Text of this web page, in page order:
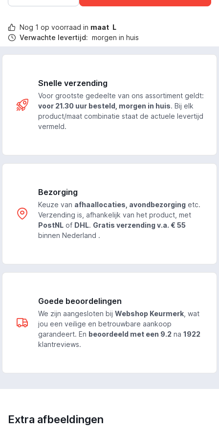
Nog 1 op voorraad in maat L
Verwachte levertijd: morgen in huis
Snelle verzending
Voor grootste gedeelte van ons assortiment geldt:
voor 21.30 uur besteld, morgen in huis. Bij elk
product/maat combinatie staat de actuele levertijd
vermeld.
Bezorging
Keuze van afhaallocaties, avondbezorging etc.
Verzending is, afhankelijk van het product, met
PostNL of DHL. Gratis verzending v.a. € 55
binnen Nederland .
Goede beoordelingen
We zijn aangesloten bij Webshop Keurmerk , wat
jou een veilige en betrouwbare aankoop
garandeert. En beoordeeld met een 9.2 na 1922
klantreviews.
Extra afbeeldingen